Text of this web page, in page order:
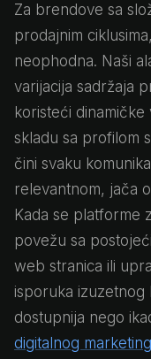
Za brendove sa
prodajnim
neophodna. Naši
varijacija sadržaja
koristeći
skladu sa profilom
čini svaku
relevantnom, jača
Kada se platforme
povežu sa
web stranica ili
isporuka izuzetnog
dostupnija nego
digitalnog